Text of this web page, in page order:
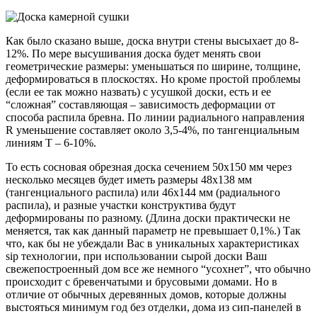
Как было сказано выше, доска внутри стены высыхает до 8-
12%. По мере высушивания доска будет менять свои
геометрические размеры: уменьшаться по ширине, толщине,
деформироваться в плоскостях. Но кроме простой проблемы
(если ее так можно назвать) с усушкой доски, есть и ее
“сложная” составляющая – зависимость деформации от
способа распила бревна. По линии радиального направления
R уменьшение составляет около 3,5-4%, по тангенциальным
линиям T – 6-10%.
То есть сосновая обрезная доска сечением 50х150 мм через
несколько месяцев будет иметь размеры 48х138 мм
(тангенциального распила) или 46х144 мм (радиального
распила), и разные участки конструктива будут
деформированы по разному. (Длина доски практически не
меняется, так как данный параметр не превышает 0,1%.) Так
что, как бы не убеждали Вас в уникальных характеристиках
sip технологии, при использовании сырой доски Ваш
свежепостроенный дом все же немного “усохнет”, что обычно
происходит с бревенчатыми и брусовыми домами. Но в
отличие от обычных деревянных домов, которые должны
выстояться минимум год без отделки, дома из сип-панелей в